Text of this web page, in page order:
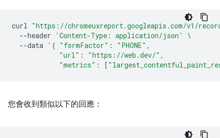
curl "https://chromeuxreport.googleapis.com/v1/
--header
'Content-Type: application/json'
\
--data '{ "formFactor": "PHONE",
            "url": "https://web.dev/",
"metrics":
您會收到類似以下的回應：